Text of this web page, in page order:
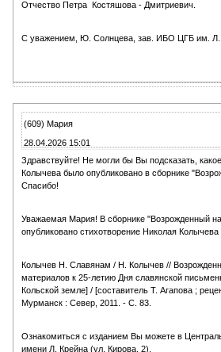
Отчество Петра Костяшова - Дмитриевич.
С уважением, Ю. Солнцева, зав. ИБО ЦГБ им. Л.
(609) Мария
28.04.2026 15:01
Здравствуйте! Не могли бы Вы подсказать,
Колычева было опубликовано в сборнике
Спасибо!
Уважаемая Мария! В сборнике "Возрожденный
опубликовано стихотворение Николая
Колычев Н. Славянам / Н. Колычев //
материалов к 25-летию Дня славянской
Кольской земле] / [составитель Т. Агапова ;
Мурманск : Север, 2011. - С. 83.
Ознакомиться с изданием Вы можете в
имени Л. Крейна (ул. Кирова, 2).